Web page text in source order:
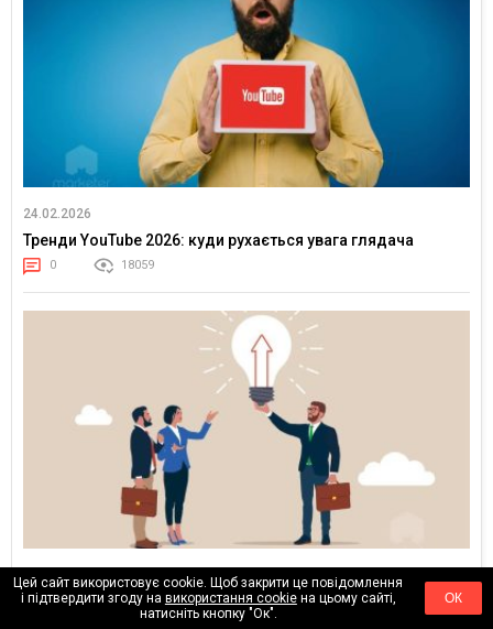
24.02.2026
Тренди YouTube 2026: куди рухається увага глядача
0 18059
17.02.2026
Клієнти більше не купують медіаплан — вони купують
впевненість у результаті
Цей сайт використовує cookie. Щоб закрити це повідомлення
і підтвердити згоду на використання cookieна цьому сайті,
натисніть кнопку "Ок".
ОК